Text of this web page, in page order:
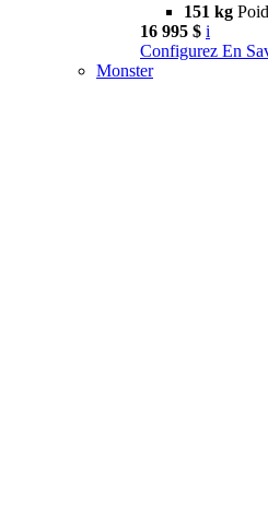
151 kg
16 995 $ i
Configurez En
Monster